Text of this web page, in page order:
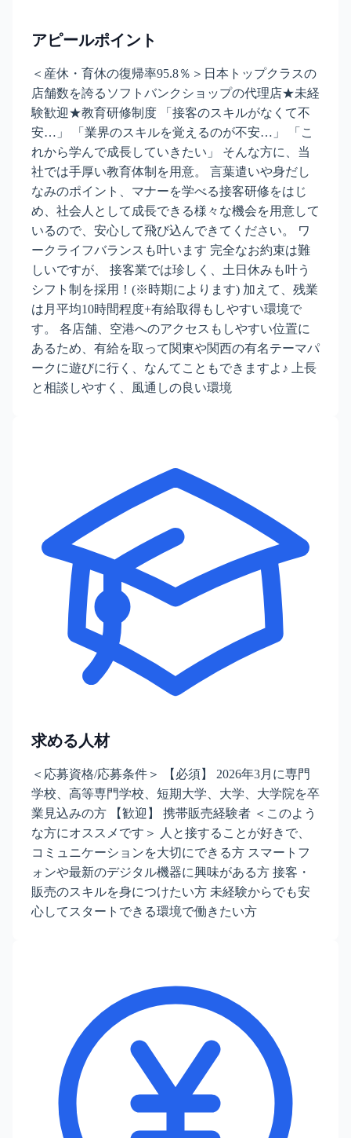
アピールポイント
＜産休・育休の復帰率95.8％＞日本トップクラスの
店舗数を誇るソフトバンクショップの代理店★未経
験歓迎★教育研修制度 「接客のスキルがなくて不
安…」 「業界のスキルを覚えるのが不安…」 「こ
れから学んで成長していきたい」 そんな方に、当
社では手厚い教育体制を用意。 言葉遣いや身だし
なみのポイント、マナーを学べる接客研修をはじ
め、社会人として成長できる様々な機会を用意して
いるので、安心して飛び込んできてください。 ワ
ークライフバランスも叶います 完全なお約束は難
しいですが、 接客業では珍しく、土日休みも叶う
シフト制を採用！(※時期によります) 加えて、残業
は月平均10時間程度+有給取得もしやすい環境で
す。 各店舗、空港へのアクセスもしやすい位置に
あるため、有給を取って関東や関西の有名テーマパ
ークに遊びに行く、なんてこともできますよ♪ 上長
と相談しやすく、風通しの良い環境
求める人材
＜応募資格/応募条件＞ 【必須】 2026年3月に専門
学校、高等専門学校、短期大学、大学、大学院を卒
業見込みの方 【歓迎】 携帯販売経験者 ＜このよう
な方にオススメです＞ 人と接することが好きで、
コミュニケーションを大切にできる方 スマートフ
ォンや最新のデジタル機器に興味がある方 接客・
販売のスキルを身につけたい方 未経験からでも安
心してスタートできる環境で働きたい方